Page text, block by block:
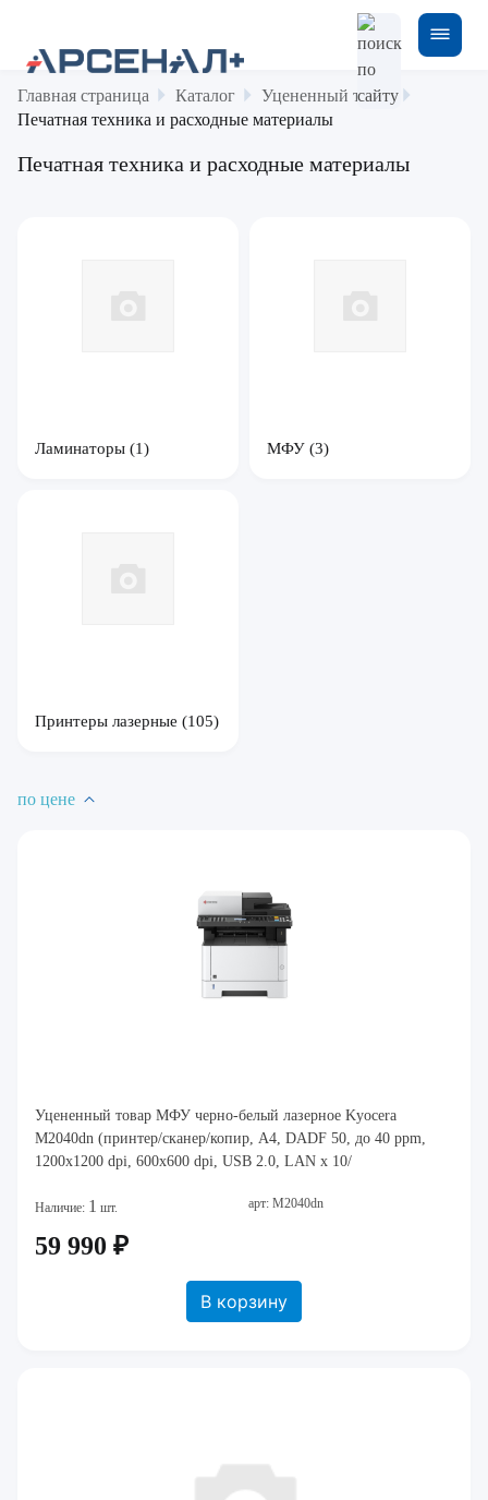
Главная страница Каталог
Уцененный товар
Печатная техника и расходные материалы
Печатная техника и расходные материалы
Ламинаторы (1) МФУ (3)
Принтеры лазерные (105)
по цене
Уцененный товар МФУ черно-белый лазерное Kyocera
M2040dn (принтер/сканер/копир, A4, DADF 50, до 40 ppm,
1200x1200 dpi, 600x600 dpi, USB 2.0, LAN x 10/
Наличие: 1 шт. арт: M2040dn
59 990 ₽
В корзину